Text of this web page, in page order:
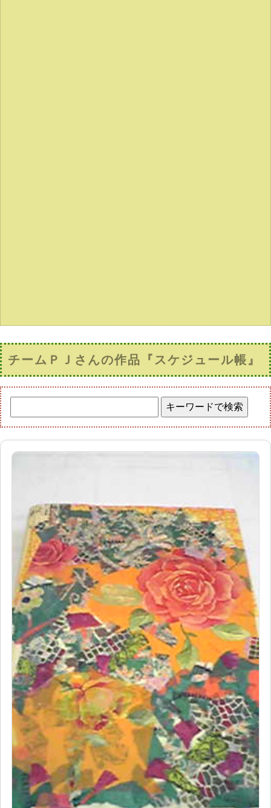
チームＰＪさんの作品『スケジュール帳』